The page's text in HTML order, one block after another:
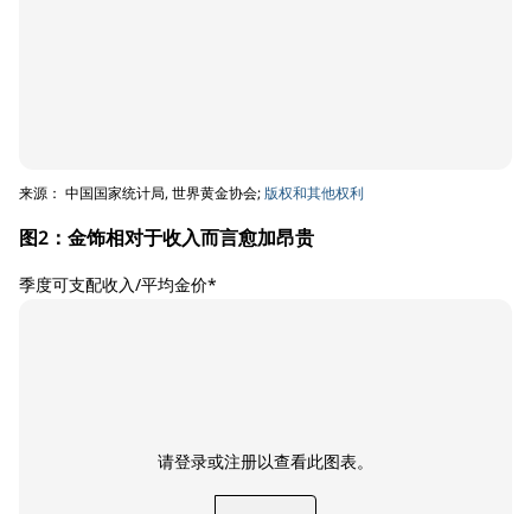
来源： 中国国家统计局, 世界黄金协会;版权和其他权利
图2：金饰相对于收入而言愈加昂贵
季度可支配收入/平均金价*
请登录或注册以查看此图表。